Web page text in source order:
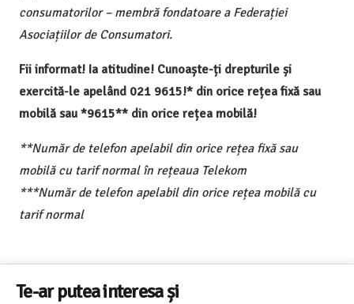
consumatorilor – membră fondatoare a Federației
Asociațiilor de Consumatori.
Fii informat! Ia atitudine! Cunoaște-ți drepturile și
exercită-le apelând 021 9615!* din orice rețea fixă sau
mobilă sau *9615** din orice rețea mobilă!
**Număr de telefon apelabil din orice rețea fixă sau
mobilă cu tarif normal în rețeaua Telekom
***Număr de telefon apelabil din orice rețea mobilă cu
tarif normal
Te-ar putea interesa și